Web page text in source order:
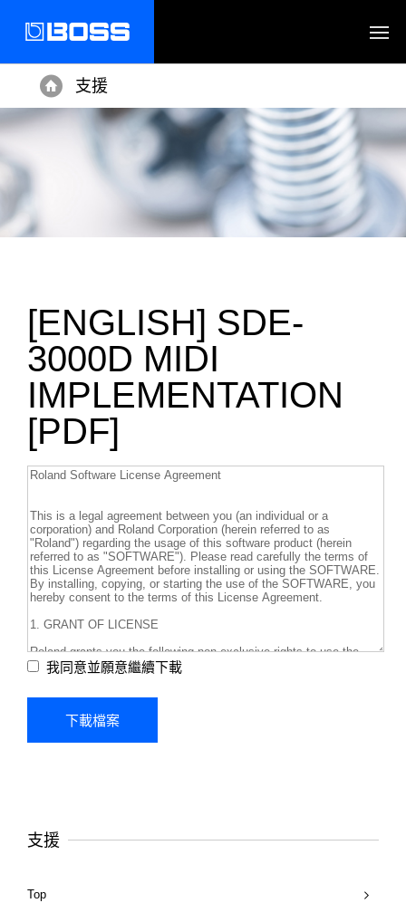
Home
支援
[ENGLISH] SDE-
3000D MIDI
IMPLEMENTATION
[PDF]
我同意並願意繼續下載
支援
Top